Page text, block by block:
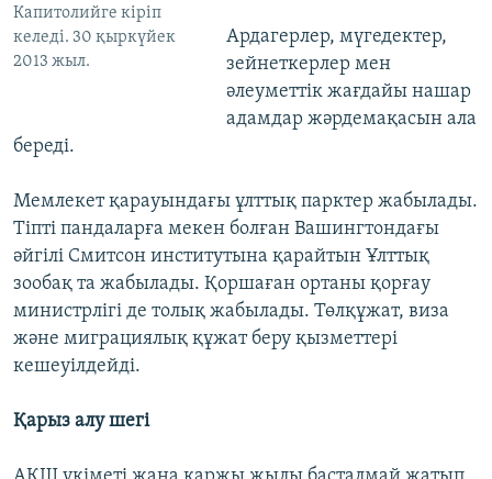
Капитолийге кіріп
келеді. 30 қыркүйек
2013 жыл.
Ардагерлер, мүгедектер,
зейнеткерлер мен
әлеуметтік жағдайы нашар
адамдар жәрдемақасын ала
береді.
Мемлекет қарауындағы ұлттық парктер жабылады.
Тіпті пандаларға мекен болған Вашингтондағы
әйгілі Смитсон институтына қарайтын Ұлттық
зообақ та жабылады. Қоршаған ортаны қорғау
министрлігі де толық жабылады. Төлқұжат, виза
және миграциялық құжат беру қызметтері
кешеуілдейді.
Қарыз алу шегі